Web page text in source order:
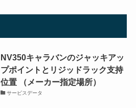
NV350キャラバンのジャッキアッ
プポイントとリジッドラック支持
位置 （メーカー指定場所）
サービスデータ